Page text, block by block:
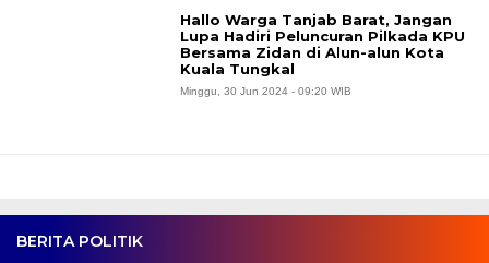
BERITA POLITIK
Hallo Warga Tanjab Barat, Jangan
Lupa Hadiri Peluncuran Pilkada KPU
Bersama Zidan di Alun-alun Kota
Kuala Tungkal
Minggu, 30 Jun 2024 - 09:20 WIB